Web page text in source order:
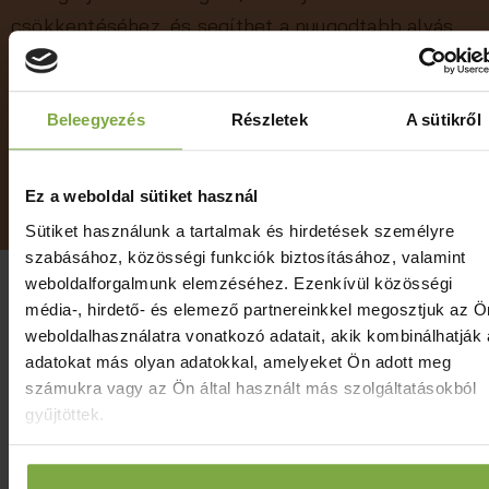
Beleegyezés Részletek A sütikről
Ez a weboldal sütiket használ
Sütiket használunk a tartalmak és hirdetések személyre
szabásához, közösségi funkciók biztosításához, valamint
weboldalforgalmunk elemzéséhez. Ezenkívül közösségi
média-, hirdető- és elemező partnereinkkel megosztjuk az
weboldalhasználatra vonatkozó adatait, akik kombinálhatják
adatokat más olyan adatokkal, amelyeket Ön adott meg
számukra vagy az Ön által használt más szolgáltatásokból
gyűjtöttek.
csökkentéséhez, és segíthet a nyugodtabb alvás
elérésében. Ideális választás, ha célzott,
komfortos és hatékony feltöltődésre vágysz.
⬅️ Nézz körbe, az egérrel körbe tudsz forogni!
Szabadtéri jakuzzi
A jakuzzizás az egyik legkellemesebb módja a
testi-lelki kikapcsolódásnak. A meleg víz és a
masszírozó vízsugarak ellazítják az izmokat,
javítják a vérkeringést, és segítenek levezetni a